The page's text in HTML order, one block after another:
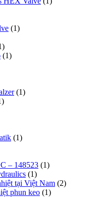
(1)
(1)
(1)
(1)
– 148523 (1)
(1)
tại Việt Nam (2)
phun keo (1)